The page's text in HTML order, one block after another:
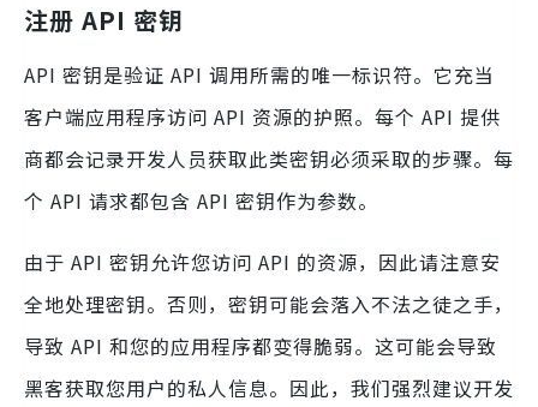
注册 API 密钥
API 密钥是验证 API 调用所需的唯一标识符。它充当
客户端应用程序访问 API 资源的护照。每个 API 提供
商都会记录开发人员获取此类密钥必须采取的步骤。每
个 API 请求都包含 API 密钥作为参数。
由于 API 密钥允许您访问 API 的资源，因此请注意安
全地处理密钥。否则，密钥可能会落入不法之徒之手，
导致 API 和您的应用程序都变得脆弱。这可能会导致
黑客获取您用户的私人信息。因此，我们强烈建议开发